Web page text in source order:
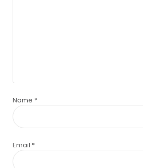
Name *
Email *